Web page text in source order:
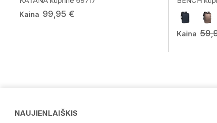
Kaina 99,95 €
Kaina
NAUJIENLAIŠKIS